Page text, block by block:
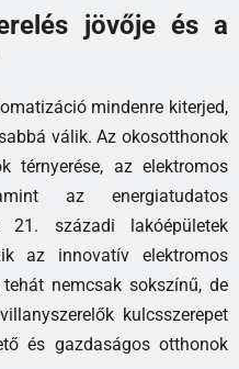
jövője és a
mindenre kiterjed,
válik. Az okosotthonok
térnyerése, az elektromos
az energiatudatos
századi lakóépületek
az innovatív elektromos
nemcsak sokszínű, de
kulcsszerepet
és gazdaságos otthonok